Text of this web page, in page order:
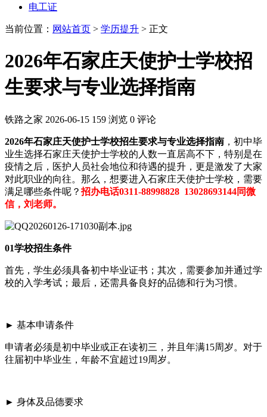
电工证
当前位置： 网站首页 > 学历提升 > 正文
2026年石家庄天使护士学校招
生要求与专业选择指南
铁路之家 2026-06-15 159 浏览 0 评论
2026年石家庄天使护士学校招生要求与专业选择指南 ，初中毕
业生选择石家庄天使护士学校的人数一直居高不下，特别是在
疫情之后，医护人员社会地位和待遇的提升，更是激发了大家
对此职业的向往。那么，想要进入石家庄天使护士学校，需要
满足哪些条件呢？ 招办电话0311-88998828 13028693144同微
信，刘老师。
01学校招生条件
首先，学生必须具备初中毕业证书；其次，需要参加并通过学
校的入学考试；最后，还需具备良好的品德和行为习惯。
► 基本申请条件
申请者必须是初中毕业或正在读初三，并且年满15周岁。对于
往届初中毕业生，年龄不宜超过19周岁。
► 身体及品德要求